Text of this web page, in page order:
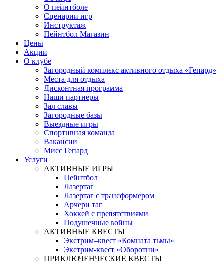
О пейнтболе
Сценарии игр
Инструктаж
Пейнтбол Магазин
Цены
Акции
О клубе
Загородный комплекс активного отдыха «Гепард»
Места для отдыха
Дисконтная программа
Наши партнеры
Зал славы
Загородные базы
Выездные игры
Спортивная команда
Вакансии
Мисс Гепард
Услуги
АКТИВНЫЕ ИГРЫ
Пейнтбол
Лазертаг
Лазертаг с трансформером
Арчери таг
Хоккей с препятствиями
Подушечные войны
АКТИВНЫЕ КВЕСТЫ
Экстрим–квест «Комната тьмы»
Экстрим-квест «Оборотни»
ПРИКЛЮЧЕНЧЕСКИЕ КВЕСТЫ